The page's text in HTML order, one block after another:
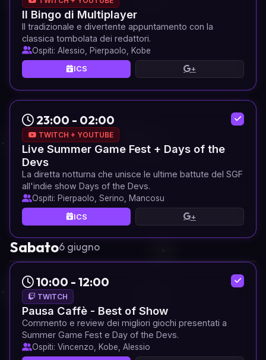
Il Bingo di Multiplayer
Il tradizionale e divertente appuntamento con la
classica tombolata dei redattori.
Ospiti: Alessio, Pierpaolo, Kobe
ICS +
23:00 - 02:00
TWITCH + YOUTUBE
Live Summer Game Fest + Days of the
Devs
La diretta notturna che unisce le ultime battute del SGF
all'indie show Days of the Devs.
Ospiti: Pierpaolo, Serino, Mancosu
ICS +
Sabato6 giugno
10:00 - 12:00
TWITCH
Pausa Caffè - Best of Show
Commento e review dei migliori giochi presentati a
Summer Game Fest e Day of the Devs.
Ospiti: Vincenzo, Kobe, Alessio